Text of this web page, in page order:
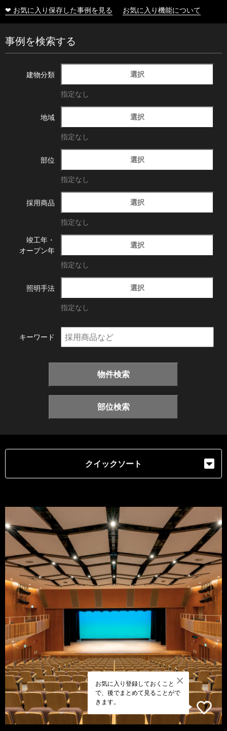
❤ お気に入り保存した事例を見る お気に入り機能について
事例を検索する
建物分類 選択
指定なし
地域 選択
指定なし
部位 選択
指定なし
採用商品 選択
指定なし
竣工年・
オープン年
選択
指定なし
照明手法 選択
指定なし
キーワード
物件検索
部位検索
クイックソート
お気に入り登録しておくこと
で、後でまとめて見ることがで
きます。